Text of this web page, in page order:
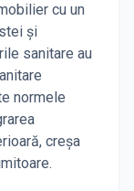
cu un
și
sanitare au
normele
creșa